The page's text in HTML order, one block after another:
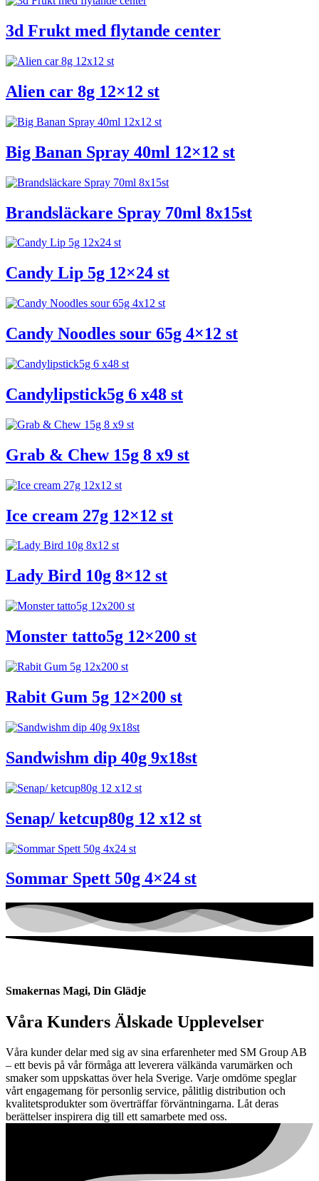
3d Frukt med flytande center
Alien car 8g 12×12 st
Big Banan Spray 40ml 12×12 st
Brandsläckare Spray 70ml 8x15st
Candy Lip 5g 12×24 st
Candy Noodles sour 65g 4×12 st
Candylipstick5g 6 x48 st
Grab & Chew 15g 8 x9 st
Ice cream 27g 12×12 st
Lady Bird 10g 8×12 st
Monster tatto5g 12×200 st
Rabit Gum 5g 12×200 st
Sandwishm dip 40g 9x18st
Senap/ ketcup80g 12 x12 st
Sommar Spett 50g 4×24 st
Smakernas Magi, Din Glädje
Våra Kunders Älskade Upplevelser
Våra kunder delar med sig av sina erfarenheter med SM Group AB
– ett bevis på vår förmåga att leverera välkända varumärken och
smaker som uppskattas över hela Sverige. Varje omdöme speglar
vårt engagemang för personlig service, pålitlig distribution och
kvalitetsprodukter som överträffar förväntningarna. Låt deras
berättelser inspirera dig till ett samarbete med oss.